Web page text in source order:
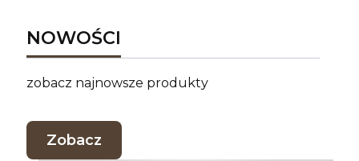
NOWOŚCI
zobacz najnowsze produkty
Zobacz